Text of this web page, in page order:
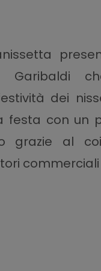
Garibaldi
dei
festa con un
grazie al